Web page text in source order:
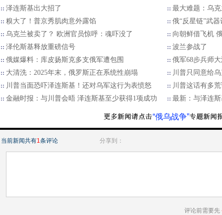
泽连斯基出大招了
最大难题：乌
糗大了！普京秀肌肉意外露馅
俄“反星链”武
乌克兰被卖了？ 欧洲官员惊呼：魂吓没了
向朝鲜借飞机
泽伦斯基释放重磅信号
波兰参战了
俄媒爆料：库皮扬斯克多支俄军遭包围
俄军68步兵师
大清洗：2025年末，俄罗斯正在系统性崩塌
川普只同意给
川普当面恐吓泽连斯基！还对乌军这行为表愤怒
川普这话有多
金融时报：与川普会晤 泽连斯基至少获得1项成功
最新：与泽连
“俄乌战争”
当前新闻共有1条评论 分享到：
评论前需要先